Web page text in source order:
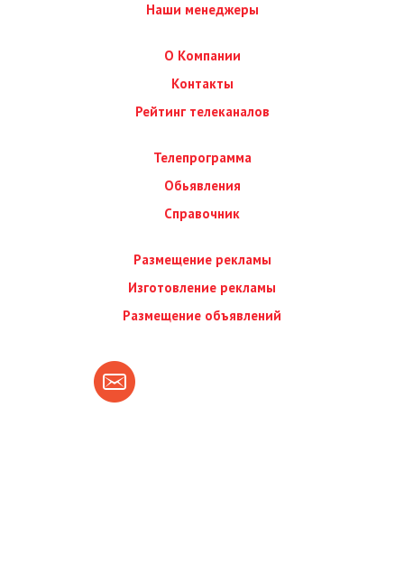
Наши менеджеры
О Компании
Контакты
Рейтинг телеканалов
Телепрограмма
Обьявления
Справочник
Размещение рекламы
Изготовление рекламы
Размещение объявлений